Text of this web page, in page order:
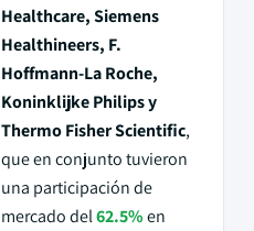
Healthcare, Siemens
Healthineers, F.
Hoffmann-La Roche,
Koninklijke Philips y
Thermo Fisher Scientific,
que en conjunto tuvieron
una participación de
mercado del62.5%en